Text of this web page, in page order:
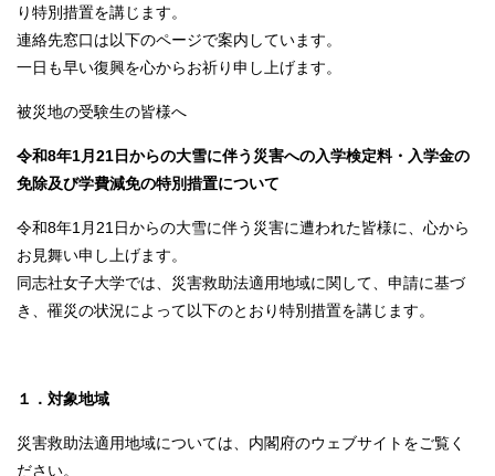
り特別措置を講じます。
連絡先窓口は以下のページで案内しています。
一日も早い復興を心からお祈り申し上げます。
被災地の受験生の皆様へ
令和8年1月21日からの大雪に伴う災害への入学検定料・入学金の
免除及び学費減免の特別措置について
令和8年1月21日からの大雪に伴う災害に遭われた皆様に、心から
お見舞い申し上げます。
同志社女子大学では、災害救助法適用地域に関して、申請に基づ
き、罹災の状況によって以下のとおり特別措置を講じます。
１．対象地域
災害救助法適用地域については、内閣府のウェブサイトをご覧く
ださい。